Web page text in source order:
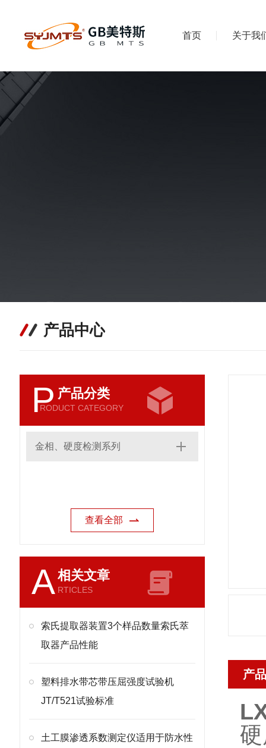
首页 关于我
产品中心
P 产品分类
RODUCT CATEGORY
金相、硬度检测系列
查看全部
A相关文章
RTICLES
索氏提取器装置3个样品数量索氏萃
取器产品性能
塑料排水带芯带压屈强度试验机
JT/T521试验标准
土工膜渗透系数测定仪适用于防水性
产